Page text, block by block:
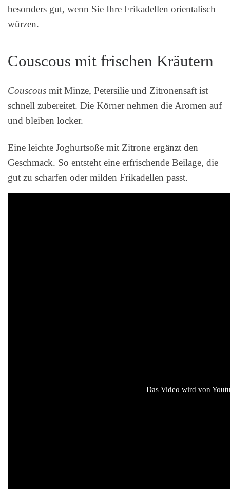
besonders gut, wenn Sie Ihre Frikadellen orientalisch
würzen.
Couscous mit frischen Kräutern
Couscous mit Minze, Petersilie und Zitronensaft ist
schnell zubereitet. Die Körner nehmen die Aromen auf
und bleiben locker.
Eine leichte Joghurtsoße mit Zitrone ergänzt den
Geschmack. So entsteht eine erfrischende Beilage, die
gut zu scharfen oder milden Frikadellen passt.
Das Video wird von